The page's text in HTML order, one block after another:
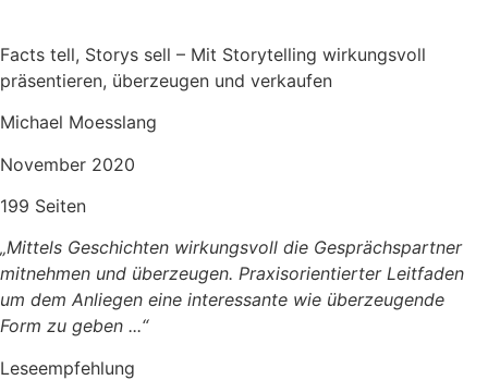
Facts tell, Storys sell – Mit Storytelling wirkungsvoll
präsentieren, überzeugen und verkaufen
Michael Moesslang
November 2020
199 Seiten
„Mittels Geschichten wirkungsvoll die Gesprächspartner
mitnehmen und überzeugen. Praxisorientierter Leitfaden
um dem Anliegen eine interessante wie überzeugende
Form zu geben ...“
Leseempfehlung